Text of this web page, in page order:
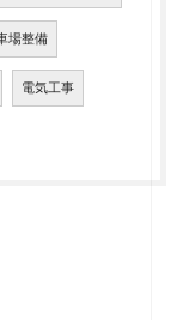
場整備
電気工事